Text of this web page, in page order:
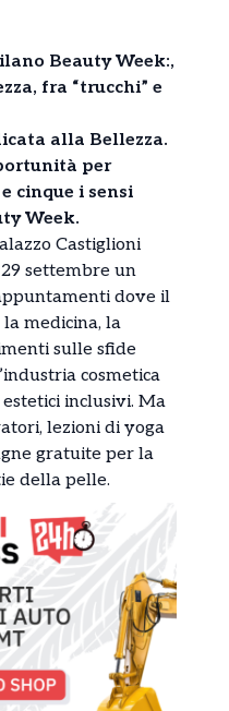
Beauty Week:,
fra “trucchi” e
alla Bellezza.
per
cinque i sensi
Week.
Castiglioni
settembre un
dove il
la medicina, la
sulle sfide
cosmetica
inclusivi. Ma
lezioni di yoga
gratuite per la
della pelle.